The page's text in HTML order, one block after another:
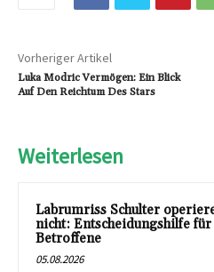
Vorheriger Artikel
Luka Modric Vermögen: Ein Blick
Auf Den Reichtum Des Stars
Weiterlesen
Labrumriss Schulter
nicht: Entscheidungshilfe für
Betroffene
05.08.2026